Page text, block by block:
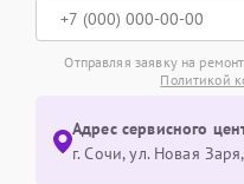
Отправляя заявку на
Политикой
Адрес сервисного
г. Сочи, ул. Новая